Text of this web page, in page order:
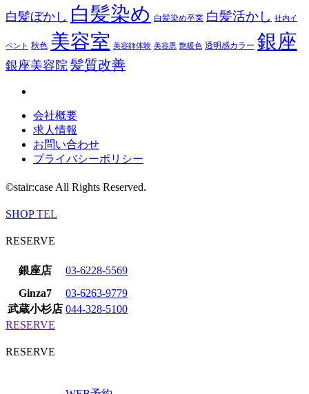
白髪ぼかし 白髪染め 白髪染め卒業 白髪活かし 社内イ
ベント 秋色 美容室 美容師体験 美容恩 艶暖色 透明感カラー 銀座
銀座美容院 髪質改善
会社概要
求人情報
お問い合わせ
プライバシーポリシー
©stair:case All Rights Reserved.
SHOPTEL
RESERVE
銀座店
03-6228-5569
Ginza7
03-6263-9779
武蔵小杉店 044-328-5100
RESERVE
RESERVE